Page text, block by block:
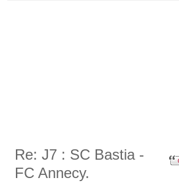
Re: J7 : SC Bastia -
FC Annecy.